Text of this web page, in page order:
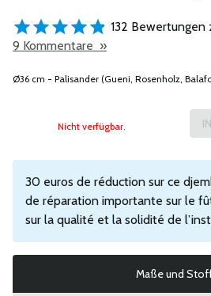
132 Bewertungen
9 Kommentare »
Ø36 cm - Palisander (Gueni, Rosenholz,
Nicht verfügbar.
30 euros de réduction sur ce
de réparation importante sur le
sur la qualité et la solidité de
Maße und